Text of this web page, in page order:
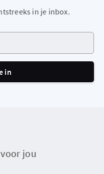
in je inbox.
in
jou